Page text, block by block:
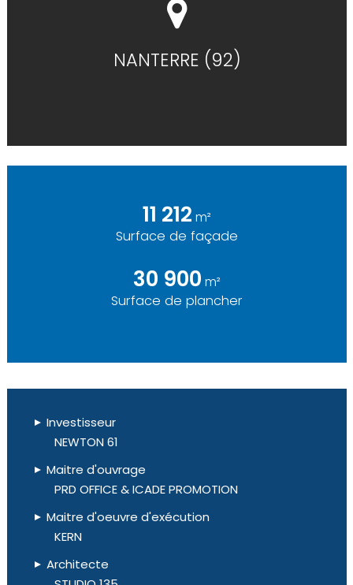
NANTERRE (92)
11 212 m²
Surface de façade
30 900 m²
Surface de plancher
Investisseur
NEWTON 61
Maitre d'ouvrage
PRD OFFICE & ICADE PROMOTION
Maitre d'oeuvre d'exécution
KERN
Architecte